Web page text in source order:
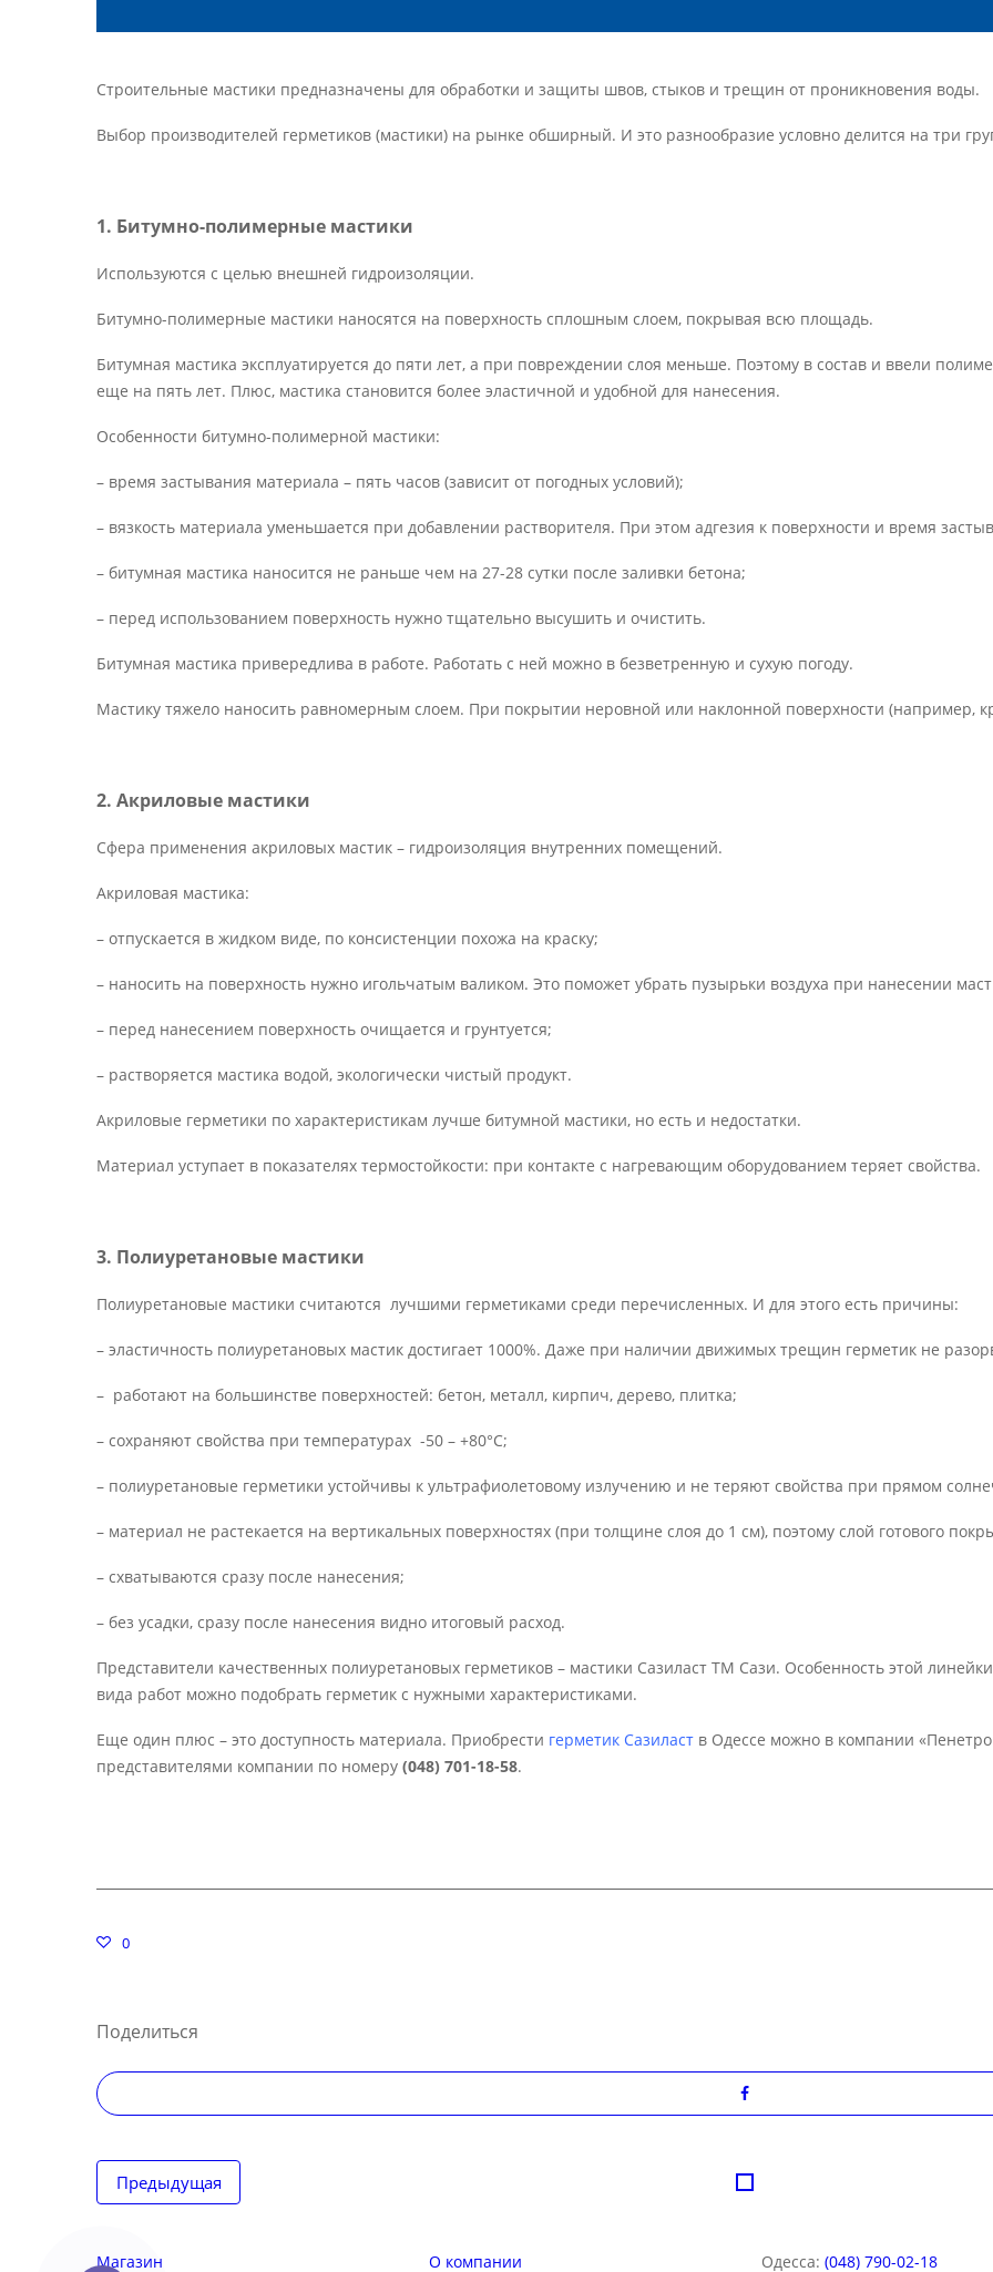
Строительные мастики предназначены для обработки и защиты швов, стыков и трещин от проникновения воды.
Выбор производителей герметиков (мастики) на рынке обширный. И это разнообразие условно делится на три
1. Битумно-полимерные мастики
Используются с целью внешней гидроизоляции.
Битумно-полимерные мастики наносятся на поверхность сплошным слоем, покрывая всю площадь.
Битумная мастика эксплуатируется до пяти лет, а при повреждении слоя меньше. Поэтому в состав и ввели
еще на пять лет. Плюс, мастика становится более эластичной и удобной для нанесения.
Особенности битумно-полимерной мастики:
– время застывания материала – пять часов (зависит от погодных условий);
– вязкость материала уменьшается при добавлении растворителя. При этом адгезия к поверхности и время
– битумная мастика наносится не раньше чем на 27-28 сутки после заливки бетона;
– перед использованием поверхность нужно тщательно высушить и очистить.
Битумная мастика привередлива в работе. Работать с ней можно в безветренную и сухую погоду.
Мастику тяжело наносить равномерным слоем. При покрытии неровной или наклонной поверхности (например,
2. Акриловые мастики
Сфера применения акриловых мастик – гидроизоляция внутренних помещений.
Акриловая мастика:
– отпускается в жидком виде, по консистенции похожа на краску;
– наносить на поверхность нужно игольчатым валиком. Это поможет убрать пузырьки воздуха при нанесении
– перед нанесением поверхность очищается и грунтуется;
– растворяется мастика водой, экологически чистый продукт.
Акриловые герметики по характеристикам лучше битумной мастики, но есть и недостатки.
Материал уступает в показателях термостойкости: при контакте с нагревающим оборудованием теряет свойства.
3. Полиуретановые мастики
Полиуретановые мастики считаются лучшими герметиками среди перечисленных. И для этого есть причины:
– эластичность полиуретановых мастик достигает 1000%. Даже при наличии движимых трещин герметик не
– работают на большинстве поверхностей: бетон, металл, кирпич, дерево, плитка;
– сохраняют свойства при температурах -50 – ­+80°С;
– полиуретановые герметики устойчивы к ультрафиолетовому излучению и не теряют свойства при прямом
– материал не растекается на вертикальных поверхностях (при толщине слоя до 1 см), поэтому слой готового
– схватываются сразу после нанесения;
– без усадки, сразу после нанесения видно итоговый расход.
Представители качественных полиуретановых герметиков – мастики Сазиласт ТМ Сази. Особенность этой
вида работ можно подобрать герметик с нужными характеристиками.
Еще один плюс – это доступность материала. Приобрести герметик Сазиласт в Одессе можно в компании
представителями компании по номеру (048) 701-18-58.
0
Поделиться
Навигация
по
Предыдущая
Магазин О компании Одесса: (048) 790-02-18